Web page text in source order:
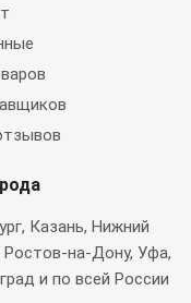
Казань, Нижний
Ростов-на-Дону, Уфа,
и по всей России